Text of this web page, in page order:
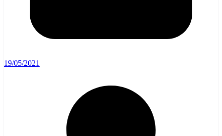
19/05/2021